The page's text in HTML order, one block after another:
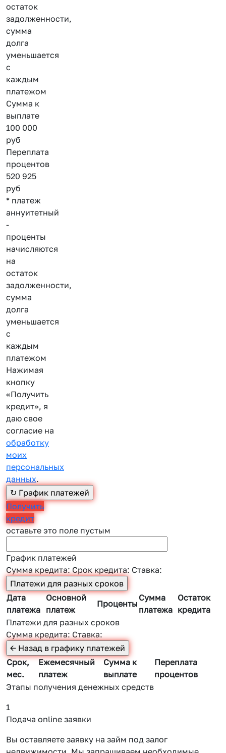
остаток
задолженности,
сумма
долга
уменьшается
с
каждым
платежом
Сумма к
выплате
100 000
руб
Переплата
процентов
520 925
руб
* платеж
аннуитетный
-
проценты
начисляются
на
остаток
задолженности,
сумма
долга
уменьшается
с
каждым
платежом
Нажимая
кнопку
«Получить
кредит», я
даю свое
согласие на
обработку
моих
персональных
данных.
Получить
кредит
оставьте это поле пустым
График платежей
Сумма кредита:Срок кредита: Ставка:
Дата
платежа
Основной
платеж
Проценты
Сумма
платежа
Остаток
кредита
Платежи для разных сроков
Сумма кредита:Ставка:
Срок,
мес.
Ежемесячный
платеж
Сумма к
выплате
Переплата
процентов
Этапы получения денежных средств
1
Подача online заявки
Вы оставляете заявку на займ под залог